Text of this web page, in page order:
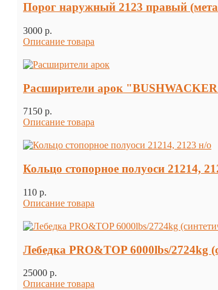
Порог наружный 2123 правый
3000 p.
Описание товара
Расширители арок
7150 p.
Описание товара
Кольцо стопорное полуоси 21214,
110 p.
Описание товара
Лебедка PRO&TOP 6000lbs/2724kg
25000 p.
Описание товара